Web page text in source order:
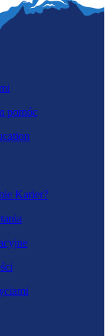
Karier?
pomóc